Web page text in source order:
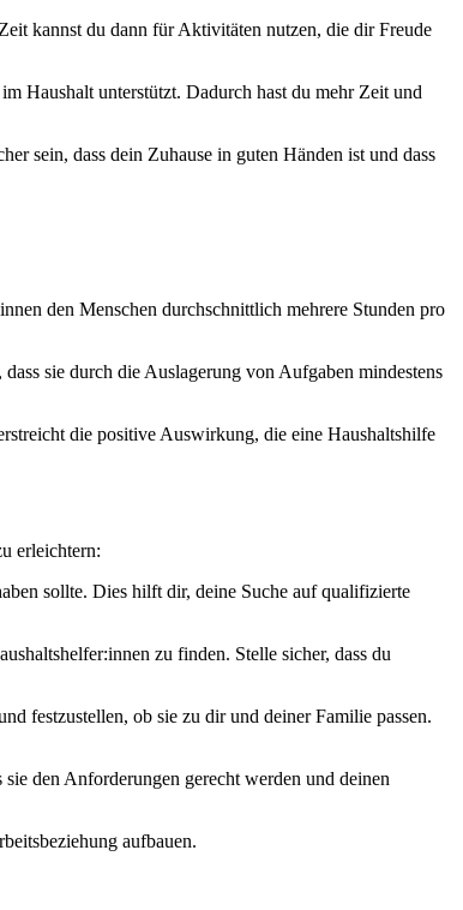
kannst du dann für Aktivitäten nutzen, die dir Freude
Haushalt unterstützt. Dadurch hast du mehr Zeit und
sein, dass dein Zuhause in guten Händen ist und dass
den Menschen durchschnittlich mehrere Stunden pro
sie durch die Auslagerung von Aufgaben mindestens
die positive Auswirkung, die eine Haushaltshilfe
erleichtern:
sollte. Dies hilft dir, deine Suche auf qualifizierte
zu finden. Stelle sicher, dass du
festzustellen, ob sie zu dir und deiner Familie passen.
den Anforderungen gerecht werden und deinen
aufbauen.